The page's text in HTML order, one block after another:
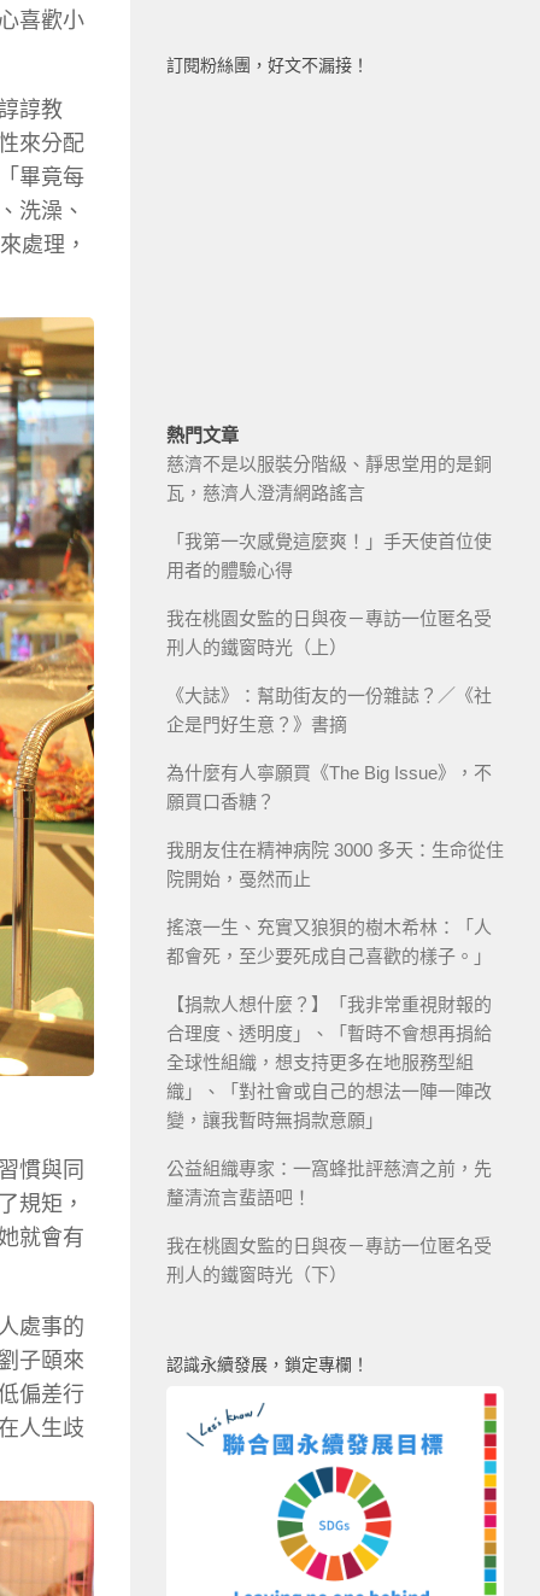
喜歡小
諄教
來分配
畢竟每
洗澡、
處理，
慣與同
規矩，
就會有
處事的
子頤來
偏差行
人生歧
訂閱粉絲團，好文不漏接！
熱門文章
慈濟不是以服裝分階級、靜思堂用的是銅
瓦，慈濟人澄清網路謠言
「我第一次感覺這麼爽！」手天使首位使
用者的體驗心得
我在桃園女監的日與夜－專訪一位匿名受
刑人的鐵窗時光（上）
《大誌》：幫助街友的一份雜誌？／《社
企是門好生意？》書摘
為什麼有人寧願買《The Big Issue》，不
願買口香糖？
我朋友住在精神病院 3000 多天：生命從住
院開始，戞然而止
搖滾一生、充實又狼狽的樹木希林：「人
都會死，至少要死成自己喜歡的樣子。」
【捐款人想什麼？】「我非常重視財報的
合理度、透明度」、「暫時不會想再捐給
全球性組織，想支持更多在地服務型組
織」、「對社會或自己的想法一陣一陣改
變，讓我暫時無捐款意願」
公益組織專家：一窩蜂批評慈濟之前，先
釐清流言蜚語吧！
我在桃園女監的日與夜－專訪一位匿名受
刑人的鐵窗時光（下）
認識永續發展，鎖定專欄！